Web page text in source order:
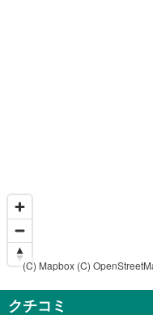
(C) Mapbox (C)
クチコミ